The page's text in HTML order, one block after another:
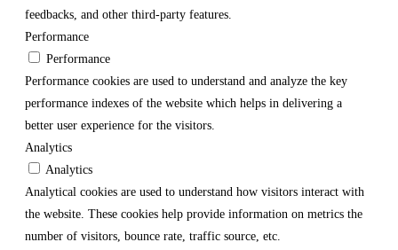
feedbacks, and other third-party features.
Performance
Performance
Performance cookies are used to understand and analyze the key
performance indexes of the website which helps in delivering a
better user experience for the visitors.
Analytics
Analytics
Analytical cookies are used to understand how visitors interact with
the website. These cookies help provide information on metrics the
number of visitors, bounce rate, traffic source, etc.